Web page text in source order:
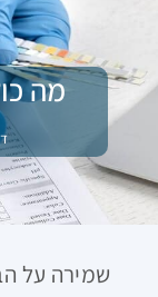
מה
שמירה על